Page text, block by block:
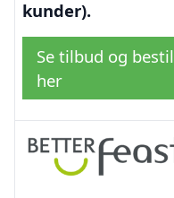
kunder).
Se tilbud og bestil
her